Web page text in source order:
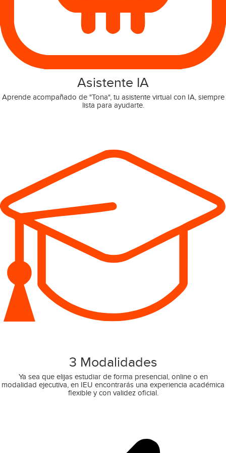
Asistente IA
Aprende acompañado de "Tona", tu asistente virtual con IA, siempre
lista para ayudarte.
3 Modalidades
Ya sea que elijas estudiar de forma presencial, online o en
modalidad ejecutiva, en IEU encontrarás una experiencia académica
flexible y con validez oficial.